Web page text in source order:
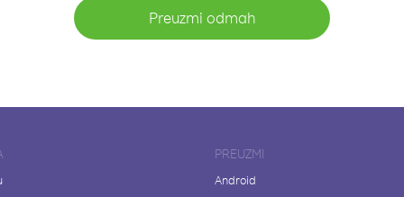
Preuzmi odmah
PREUZMI
Android